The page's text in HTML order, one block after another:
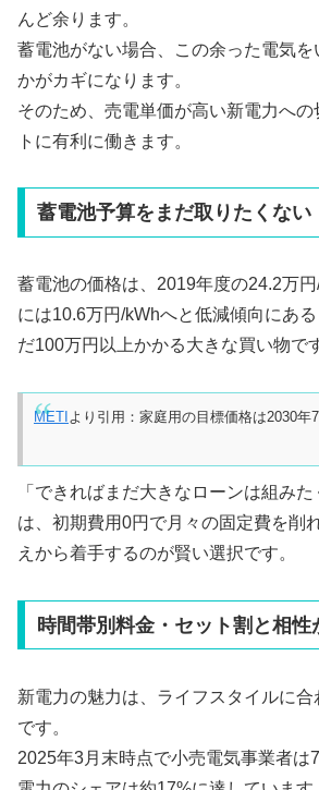
んど余ります。
蓄電池がない場合、この余った電気を
かがカギになります。
そのため、売電単価が高い新電力への
トに有利に働きます。
蓄電池予算をまだ取りたくない
蓄電池の価格は、2019年度の24.2万
には10.6万円/kWhへと低減傾向にあ
だ100万円以上かかる大きな買い物で
METI より引用：家庭用の目標価格は2030年
「できればまだ大きなローンは組み
は、初期費用0円で月々の固定費を削
えから着手するのが賢い選択です。
時間帯別料金・セット割と相性
新電力の魅力は、ライフスタイルに
です。
2025年3月末時点で小売電気事業者は